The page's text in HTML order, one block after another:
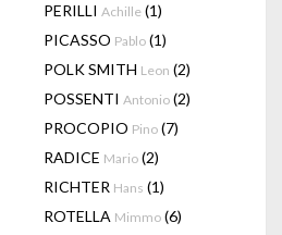
PERILLI Achille (1)
PICASSO Pablo (1)
POLK SMITH Leon (2)
POSSENTI Antonio (2)
PROCOPIO Pino (7)
RADICE Mario (2)
RICHTER Hans (1)
ROTELLA Mimmo (6)